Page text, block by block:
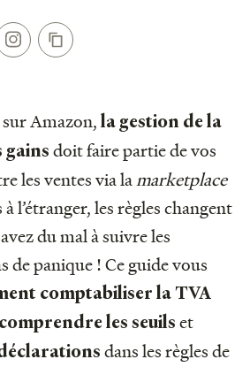
Amazon, la gestion de la
gains doit faire partie de vos
les ventes via lamarketplace
l’étranger, les règles changent
du mal à suivre les
de panique ! Ce guide vous
comptabiliser la TVA
comprendre les seuils et
dans les règles de